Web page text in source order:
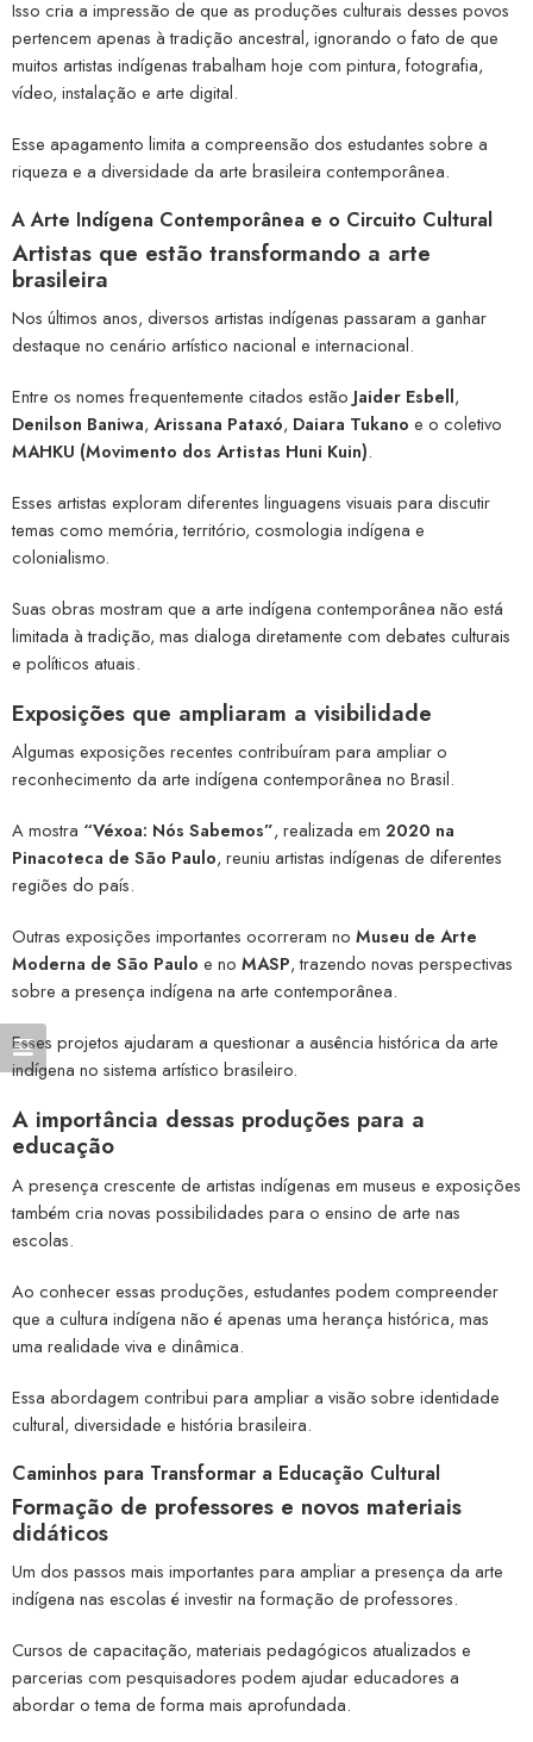
Isso cria a impressão de que as produções culturais desses povos
pertencem apenas à tradição ancestral, ignorando o fato de que
muitos artistas indígenas trabalham hoje com pintura, fotografia,
vídeo, instalação e arte digital.
Esse apagamento limita a compreensão dos estudantes sobre a
riqueza e a diversidade da arte brasileira contemporânea.
A Arte Indígena Contemporânea e o Circuito Cultural
Artistas que estão transformando a arte
brasileira
Nos últimos anos, diversos artistas indígenas passaram a ganhar
destaque no cenário artístico nacional e internacional.
Entre os nomes frequentemente citados estão Jaider Esbell,
Denilson Baniwa, Arissana Pataxó, Daiara Tukano e o coletivo
MAHKU (Movimento dos Artistas Huni Kuin).
Esses artistas exploram diferentes linguagens visuais para discutir
temas como memória, território, cosmologia indígena e
colonialismo.
Suas obras mostram que a arte indígena contemporânea não está
limitada à tradição, mas dialoga diretamente com debates culturais
e políticos atuais.
Exposições que ampliaram a visibilidade
Algumas exposições recentes contribuíram para ampliar o
reconhecimento da arte indígena contemporânea no Brasil.
A mostra “Véxoa: Nós Sabemos”, realizada em 2020 na
Pinacoteca de São Paulo, reuniu artistas indígenas de diferentes
regiões do país.
Outras exposições importantes ocorreram no Museu de Arte
Moderna de São Paulo e no MASP, trazendo novas perspectivas
sobre a presença indígena na arte contemporânea.
Esses projetos ajudaram a questionar a ausência histórica da arte
indígena no sistema artístico brasileiro.
A importância dessas produções para a
educação
A presença crescente de artistas indígenas em museus e exposições
também cria novas possibilidades para o ensino de arte nas
escolas.
Ao conhecer essas produções, estudantes podem compreender
que a cultura indígena não é apenas uma herança histórica, mas
uma realidade viva e dinâmica.
Essa abordagem contribui para ampliar a visão sobre identidade
cultural, diversidade e história brasileira.
Caminhos para Transformar a Educação Cultural
Formação de professores e novos materiais
didáticos
Um dos passos mais importantes para ampliar a presença da arte
indígena nas escolas é investir na formação de professores.
Cursos de capacitação, materiais pedagógicos atualizados e
parcerias com pesquisadores podem ajudar educadores a
abordar o tema de forma mais aprofundada.